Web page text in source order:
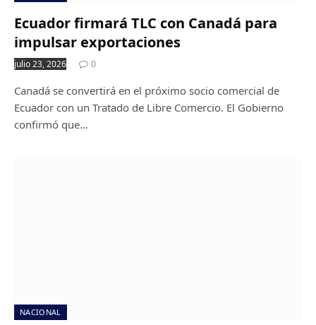
Ecuador firmará TLC con Canadá para
impulsar exportaciones
julio 23, 2026 0
Canadá se convertirá en el próximo socio comercial de
Ecuador con un Tratado de Libre Comercio. El Gobierno
confirmó que…
NACIONAL